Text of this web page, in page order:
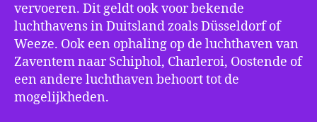
vervoeren. Dit geldt ook voor bekende
luchthavens in Duitsland zoals Düsseldorf of
Weeze. Ook een ophaling op de luchthaven van
Zaventem naar Schiphol, Charleroi, Oostende of
een andere luchthaven behoort tot de
mogelijkheden.